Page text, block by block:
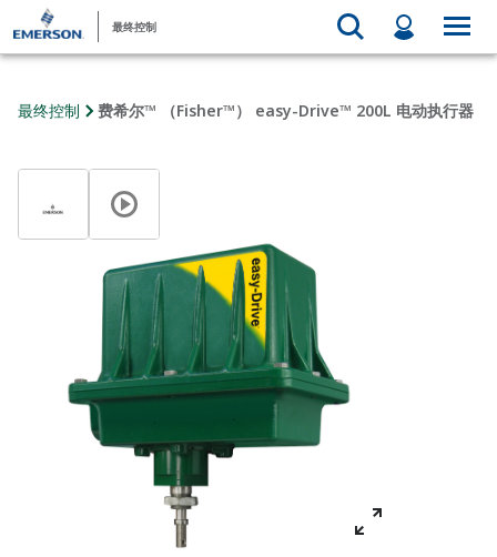
最终控制
最终控制 费希尔™ （Fisher™） easy-Drive™ 200L 电动执行器